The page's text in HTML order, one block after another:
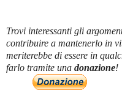
Trovi interessanti gli
contribuire a mantenerlo in
meriterebbe di essere in
farlo tramite una donazione!